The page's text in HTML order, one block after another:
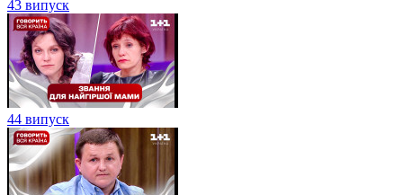
43 випуск
44 випуск